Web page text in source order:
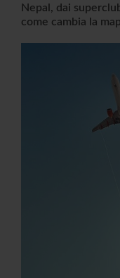
Nepal, dai
come cambia la